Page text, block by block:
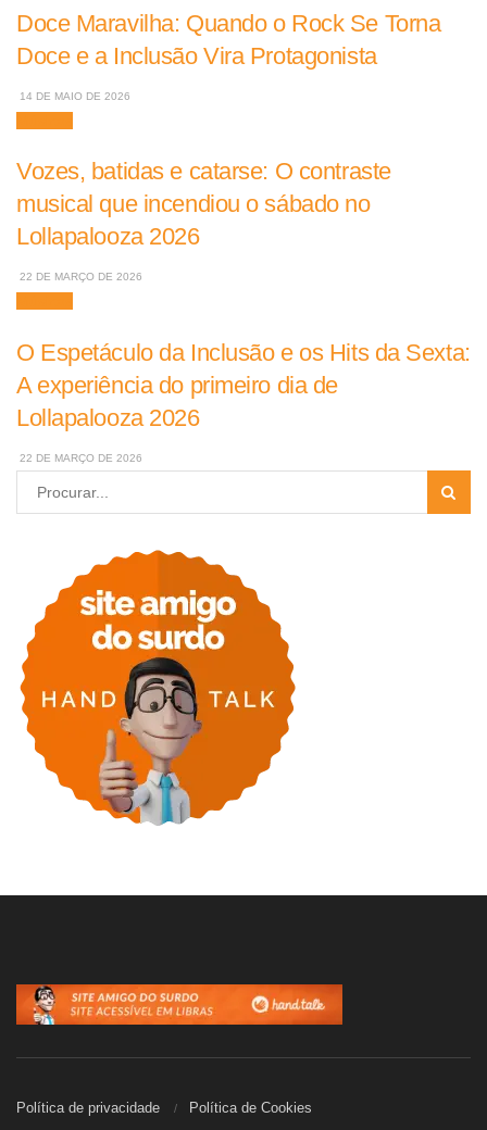
Doce Maravilha: Quando o Rock Se Torna
Doce e a Inclusão Vira Protagonista
14 DE MAIO DE 2026
Vozes, batidas e catarse: O contraste
musical que incendiou o sábado no
Lollapalooza 2026
22 DE MARÇO DE 2026
O Espetáculo da Inclusão e os Hits da Sexta:
A experiência do primeiro dia de
Lollapalooza 2026
22 DE MARÇO DE 2026
Política de privacidade Política de Cookies